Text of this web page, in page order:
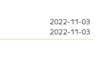
2022-11-03
2022-11-03